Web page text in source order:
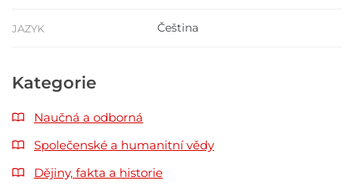
JAZYK Čeština
Kategorie
Naučná a odborná
Společenské a humanitní vědy
Dějiny, fakta a historie